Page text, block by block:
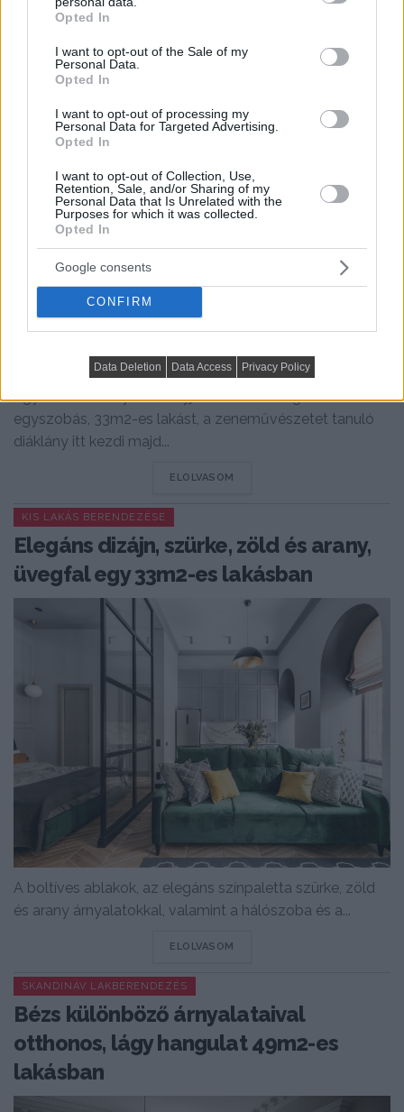
grant or deny consent to Google and its third-party tags to
use your data for below specified purposes in below Google
consent section.
Opted In
I want to opt-out of the Sale of my
Personal Data.
Opted In
I want to opt-out of processing my
Personal Data for Targeted Advertising.
Opted In
I want to opt-out of Collection, Use,
Retention, Sale, and/or Sharing of my
Personal Data that Is Unrelated with the
Purposes for which it was collected.
Opted In
Google consents
CONFIRM
Data Deletion Data Access Privacy Policy
Egyetemista lánynak berendezett
33m2-es lakás szép, mély színekkel,
egy szobával
Egyetemista lány édesanyja vásárolta meg az
egyszobás, 33m2-es lakást, a zeneművészetet tanuló
diáklány itt kezdi majd...
ELOLVASOM
KIS LAKÁS BERENDEZÉSE
Elegáns dizájn, szürke, zöld és arany,
üvegfal egy 33m2-es lakásban
A boltíves ablakok, az elegáns színpaletta szürke, zöld
és arany árnyalatokkal, valamint a hálószoba és a...
ELOLVASOM
SKANDINÁV LAKBERENDEZÉS
Bézs különböző árnyalataival
otthonos, lágy hangulat 49m2-es
lakásban